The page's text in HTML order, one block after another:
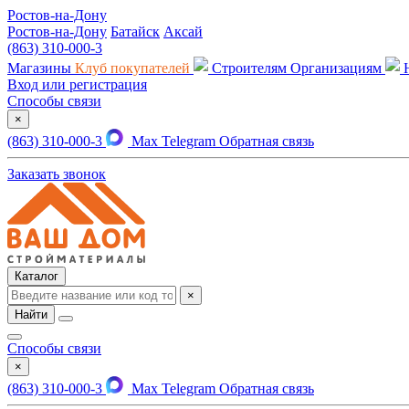
Ростов-на-Дону
Ростов-на-Дону Батайск Аксай
(863) 310-000-3
Магазины Клуб покупателей Строителям Организациям
Вход или регистрация
Способы связи
×
(863) 310-000-3 Max Telegram Обратная связь
Заказать звонок
Каталог
×
Найти
Способы связи
×
(863) 310-000-3 Max Telegram Обратная связь